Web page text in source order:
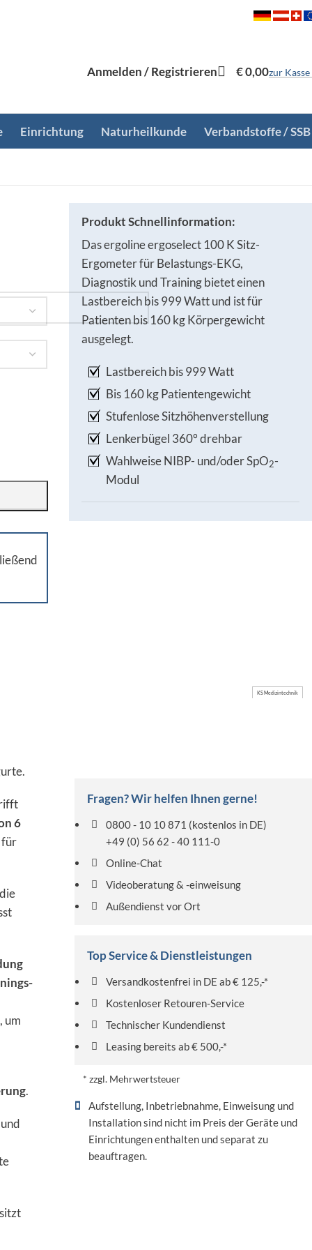
Anmelden / Registrieren €0,00zur Kasse
Einrichtung Naturheilkunde Verbandstoffe / SSB
Produkt Schnellinformation:
Das ergoline ergoselect 100 K Sitz-
Ergometer für Belastungs-EKG,
Diagnostik und Training bietet einen
Lastbereich bis 999 Watt und ist für
Patienten bis 160 kg Körpergewicht
ausgelegt.
Lastbereich bis 999 Watt
Bis 160 kg Patientengewicht
Stufenlose Sitzhöhenverstellung
Lenkerbügel 360° drehbar
Wahlweise NIBP- und/oder SpO2-
Modul
6
für
um
.
KS Medizintechnik
Fragen? Wir helfen Ihnen gerne!
0800 - 10 10 871 (kostenlos in DE)
+49 (0) 56 62 - 40 111-0
Online-Chat
Videoberatung & -einweisung
Außendienst vor Ort
Top Service & Dienstleistungen
Versandkostenfrei in DE ab € 125,-*
Kostenloser Retouren-Service
Technischer Kundendienst
Leasing bereits ab € 500,-*
* zzgl. Mehrwertsteuer
Aufstellung, Inbetriebnahme, Einweisung und
Installation sind nicht im Preis der Geräte und
Einrichtungen enthalten und separat zu
beauftragen.